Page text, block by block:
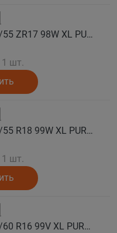
COMFORSER Автошина 215/55 ZR17 98W XL PURESPEED лето
шт.
COMFORSER Автошина 215/55 R18 99W XL PURESPEED лето
шт.
COMFORSER Автошина 215/60 R16 99V XL PURESPEED лето